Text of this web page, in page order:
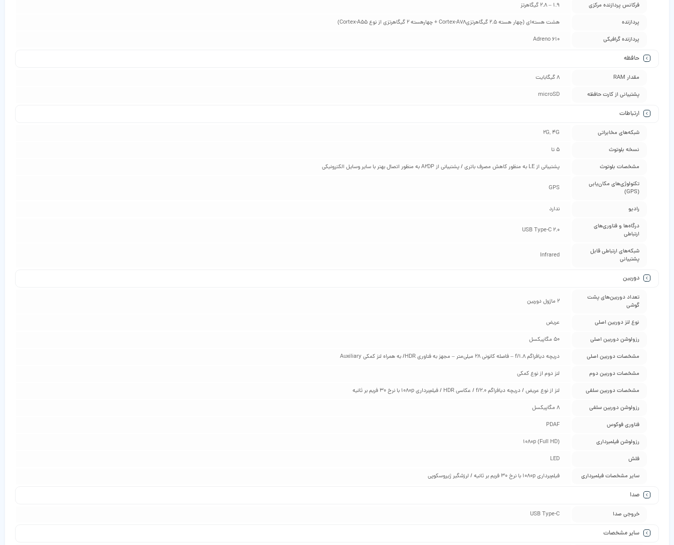
فرکانس پردازنده‌ مرکزی 1.9 – 2.8 گیگاهرتز
پردازنده هشت هسته‌ای (چهار هسته 2.5 گیگاهرتزیCortex-A78 + چهارهسته 2 گیگاهرتزی از نوع Cortex-A55)
پردازنده‌ گرافیکی Adreno 610
حافظه
مقدار RAM 8 گیگابایت
پشتیبانی از کارت حافظه microSD
ارتباطات
شبکه‌های مخابراتی 2G, 4G
نسخه بلوتوث 5 تا
مشخصات بلوتوث پشتیبانی از LE به منظور کاهش مصرف باتری / پشتیبانی از A2DP به منظور اتصال بهتر با سایر وسایل الکترونیکی
تکنولوژی‌های مکان‌یابی
(GPS)
GPS
رادیو ندارد
درگاه‌ها و فناوری‌های
ارتباطی
USB Type-C 2.0
شبکه‌های ارتباطی قابل
پشتیبانی
Infrared
دوربین
تعداد دوربین‌های پشت
گوشی
2 ماژول دوربین
نوع لنز دوربین اصلی عریض
رزولوشن دوربین اصلی 50 مگاپیکسل
مشخصات دوربین اصلی دریچه دیافراگم f/1.8 – فاصله کانونی 28 میلی‌متر – مجهز به فناوری HDR/ به همراه لنز کمکی Auxiliary
مشخصات دوربین دوم لنز دوم از نوع کمکی
مشخصات دوربین سلفی لنز از نوع عریض / دریچه دیافراگم f/2.0 / عکاسی HDR / فیلم‌برداری 1080p با نرخ 30 فریم بر ثانیه
رزولوشن دوربین سلفی 8 مگاپیکسل
فناوری فوکوس PDAF
رزولوشن فیلمبرداری 1080p (Full HD)
فلش LED
سایر مشخصات فیلمبرداری فیلم‌برداری 1080p با نرخ 30 فریم بر ثانیه / لرزشگیر ژیروسکوپی
صدا
خروجی صدا USB Type-C
سایر مشخصات